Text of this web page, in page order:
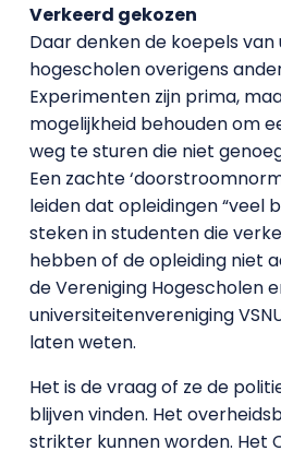
Verkeerd gekozen
Daar denken de koepels
hogescholen overigens
Experimenten zijn prima,
mogelijkheid behouden om
weg te sturen die niet
Een zachte
leiden dat opleidingen “veel
steken in studenten die
hebben of de opleiding niet
de Vereniging Hogescholen
universiteitenvereniging
laten weten.
Het is de vraag of ze de
blijven vinden. Het
strikter kunnen worden. Het